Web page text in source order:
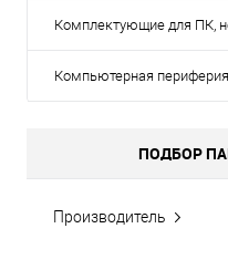
Комплектующие для ПК,
Компьютерная
ПОДБОР
Производитель